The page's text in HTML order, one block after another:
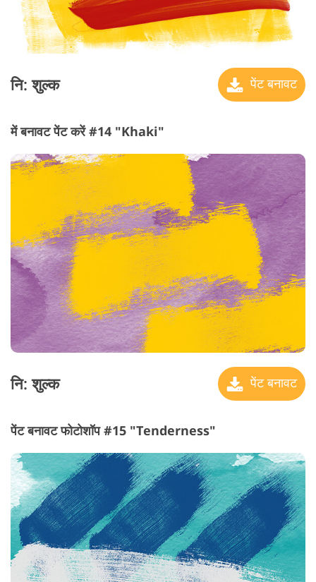
नि: शुल्क पेंट बनावट
में बनावट पेंट करें #14 "Khaki"
नि: शुल्क पेंट बनावट
पेंट बनावट फोटोशॉप #15 "Tenderness"